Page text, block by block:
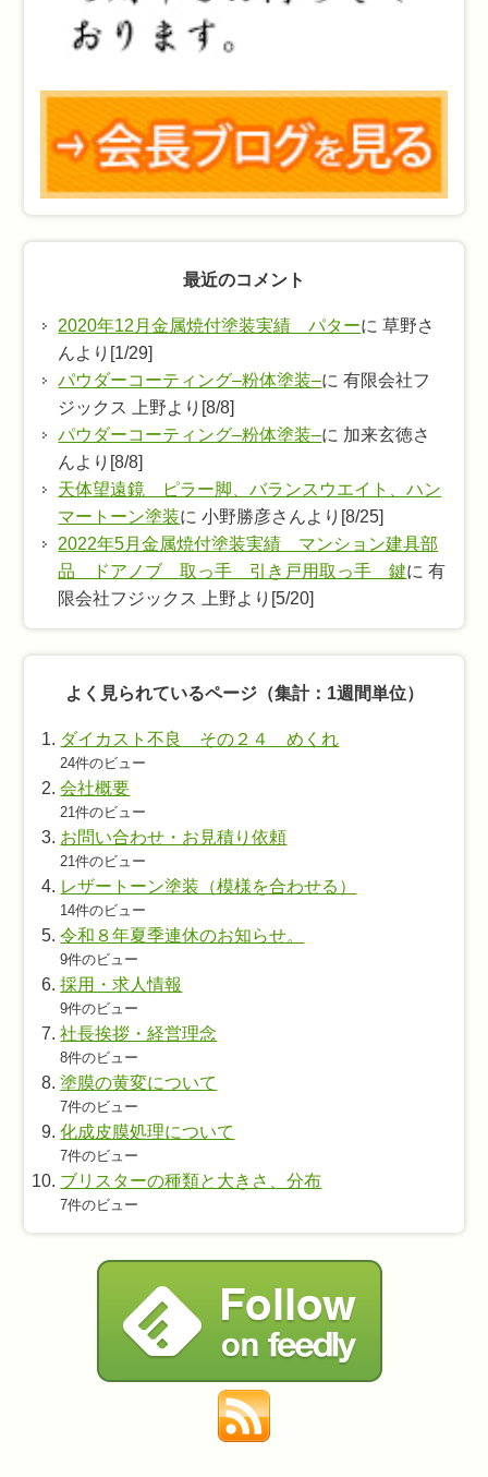
最近のコメント
2020年12月金属焼付塗装実績 パターに 草野さ
んより[1/29]
パウダーコーティング–粉体塗装–に 有限会社フ
ジックス 上野より[8/8]
パウダーコーティング–粉体塗装–に 加来玄徳さ
んより[8/8]
天体望遠鏡 ピラー脚、バランスウエイト、ハン
マートーン塗装に 小野勝彦さんより[8/25]
2022年5月金属焼付塗装実績 マンション建具部
品 ドアノブ 取っ手 引き戸用取っ手 鍵に 有
限会社フジックス 上野より[5/20]
よく見られているページ（集計：1週間単位）
ダイカスト不良 その２４ めくれ
24件のビュー
会社概要
21件のビュー
お問い合わせ・お見積り依頼
21件のビュー
レザートーン塗装（模様を合わせる）
14件のビュー
令和８年夏季連休のお知らせ。
9件のビュー
採用・求人情報
9件のビュー
社長挨拶・経営理念
8件のビュー
塗膜の黄変について
7件のビュー
化成皮膜処理について
7件のビュー
ブリスターの種類と大きさ、分布
7件のビュー